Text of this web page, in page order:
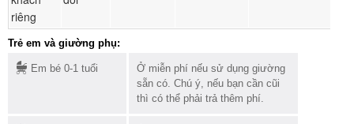
riêng
Trẻ em và giường phụ:
Em bé 0-1 tuổi
Ở miễn phí nếu sử dụng giường
sẵn có. Chú ý, nếu bạn cần cũi
thì có thể phải trả thêm phí.